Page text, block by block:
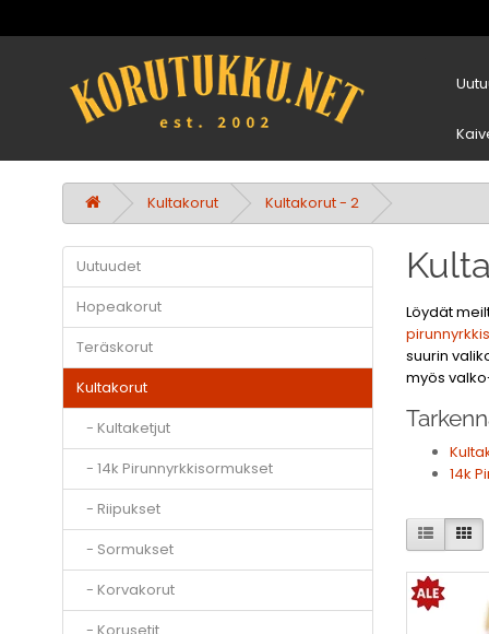
Kultakorut Kultakorut - 2
Uutuudet
Hopeakorut
Teräskorut
Kultakorut
- Kultaketjut
- 14k Pirunnyrkkisormukset
- Riipukset
- Sormukset
- Korvakorut
Löydät
suurin
myös
14k